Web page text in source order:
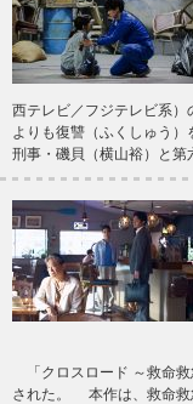
西テレビ／フジテレビ系
よりも復讐（ふくしゅう
刑事・磯貝（横山裕）と
「クロスロード ～救命救
された。 本作は、救命救